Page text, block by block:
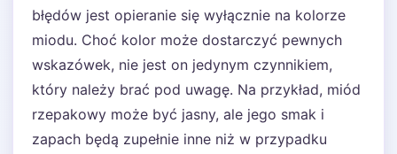
błędów jest opieranie się wyłącznie na kolorze
miodu. Choć kolor może dostarczyć pewnych
wskazówek, nie jest on jedynym czynnikiem,
który należy brać pod uwagę. Na przykład, miód
rzepakowy może być jasny, ale jego smak i
zapach będą zupełnie inne niż w przypadku